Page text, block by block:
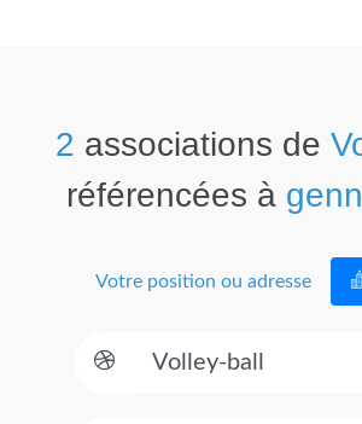
2 associations de
référencées à
Votre position ou adresse